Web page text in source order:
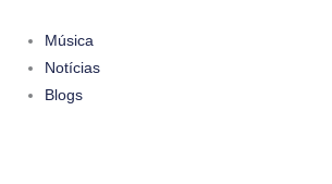
para
conteúdo
Música
Notícias
Blogs